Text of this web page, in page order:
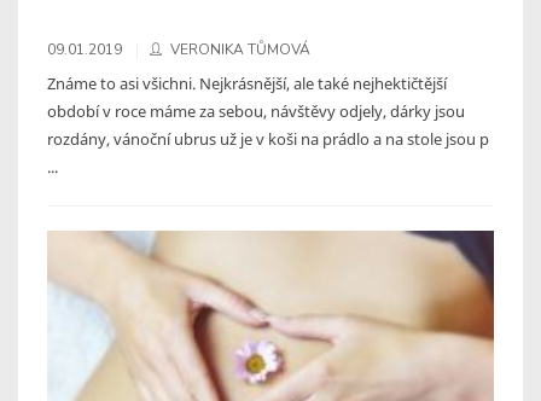
09.01.2019 VERONIKA TŮMOVÁ
Známe to asi všichni. Nejkrásnější, ale také nejhektičtější
období v roce máme za sebou, návštěvy odjely, dárky jsou
rozdány, vánoční ubrus už je v koši na prádlo a na stole jsou p
...